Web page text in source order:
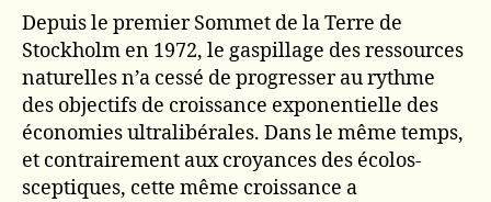
Depuis le premier Sommet de la Terre de
Stockholm en 1972, le gaspillage des ressources
naturelles n’a cessé de progresser au rythme
des objectifs de croissance exponentielle des
économies ultralibérales. Dans le même temps,
et contrairement aux croyances des écolos-
sceptiques, cette même croissance a